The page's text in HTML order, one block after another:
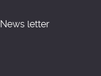
News letter